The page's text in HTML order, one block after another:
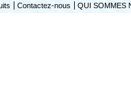
Contactez-nous QUI SOMMES